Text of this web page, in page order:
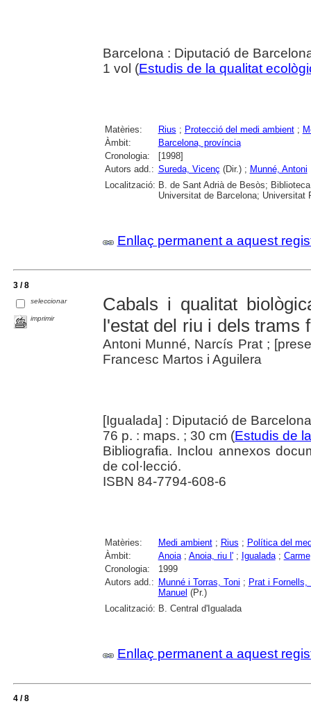
Barcelona : Diputació de
1 vol (Estudis de la qualitat
Matèries: Rius ; Protecció del medi ambient;
Àmbit:
Barcelona, província
Cronologia:
[1998]
Autors add.: Sureda, Vicenç (Dir.) ; Munné, Antoni
Localització: B. de Sant Adrià de Besòs;
Universitat de Barcelona; Universitat
Enllaç permanent a aquest
3 / 8
seleccionar
imprimir
Cabals i qualitat
l'estat del riu i dels trams
Antoni Munné, Narcís Prat ;
Francesc Martos i Aguilera
[Igualada] : Diputació de
76 p. : maps. ; 30 cm (Estudis de
Bibliografia. Inclou annexos
de col·lecció.
ISBN 84-7794-608-6
Matèries: Medi ambient; Rius ; Política del
Àmbit:
Anoia; Anoia, riu l'; Igualada; Carme
Cronologia:
1999
Autors add.: Munné i Torras, Toni ; Prat i Fornells,
Manuel (Pr.)
Localització: B. Central d'Igualada
Enllaç permanent a aquest
4 / 8